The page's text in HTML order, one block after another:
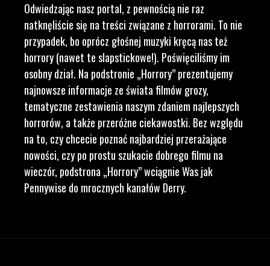
Odwiedzając nasz portal, z pewnością nie raz
natknęliście się na treści związane z horrorami. To nie
przypadek, bo oprócz głośnej muzyki kręcą nas też
horrory (nawet te slapstickowe!). Poświęciliśmy im
osobny dział. Na podstronie „Horrory” prezentujemy
najnowsze informacje ze świata filmów grozy,
tematyczne zestawienia naszym zdaniem najlepszych
horrorów, a także przeróżne ciekawostki. Bez względu
na to, czy chcecie poznać najbardziej przerażające
nowości, czy po prostu szukacie dobrego filmu na
wieczór, podstrona „Horrory” wciągnie Was jak
Pennywise do mrocznych kanałów Derry.